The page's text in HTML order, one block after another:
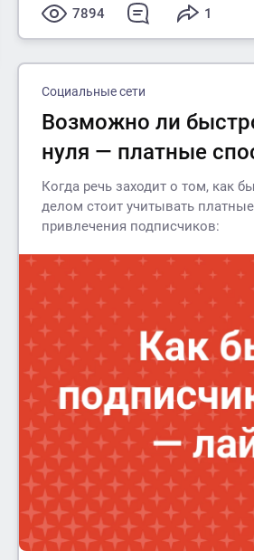
7894 1
Социальные сети
Возможно ли
нуля — платные
Когда речь заходит о том, как
делом стоит учитывать
привлечения подписчиков: